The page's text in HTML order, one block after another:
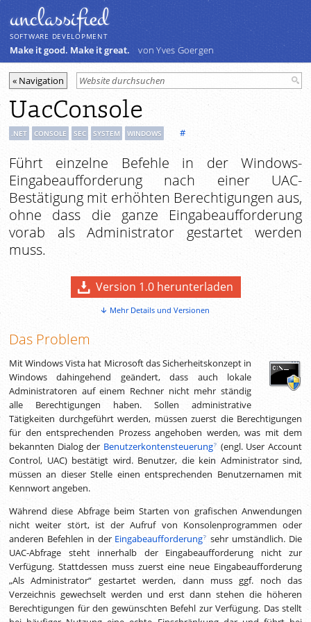
unclassiﬁed
SOFTWARE DEVELOPMENT
Make it good. Make it great. von Yves Goergen
UacConsole
.NET CONSOLE SEC SYSTEM WINDOWS #
Führt einzelne Befehle in der Windows-
Eingabeaufforderung nach einer UAC-
Bestätigung mit erhöhten Berechtigungen aus,
ohne dass die ganze Eingabeaufforderung
vorab als Administrator gestartet werden
muss.
Version 1.0 herunterladen
Mehr Details und Versionen
Das Problem
Mit Windows Vista hat Microsoft das Sicherheitskonzept in
Windows dahingehend geändert, dass auch lokale
Administratoren auf einem Rechner nicht mehr ständig
alle Berechtigungen haben. Sollen administrative
Tätigkeiten durchgeführt werden, müssen zuerst die Berechtigungen
für den entsprechenden Prozess angehoben werden, was mit dem
bekannten Dialog der Benutzerkontensteuerung
(engl. User Account
Control, UAC) bestätigt wird. Benutzer, die kein Administrator sind,
müssen an dieser Stelle einen entsprechenden Benutzernamen mit
Kennwort angeben.
Während diese Abfrage beim Starten von grafischen Anwendungen
nicht weiter stört, ist der Aufruf von Konsolenprogrammen oder
anderen Befehlen in der Eingabeaufforderung
sehr umständlich. Die
UAC-Abfrage steht innerhalb der Eingabeaufforderung nicht zur
Verfügung. Stattdessen muss zuerst eine neue Eingabeaufforderung
„Als Administrator“ gestartet werden, dann muss ggf. noch das
Verzeichnis gewechselt werden und erst dann stehen die höheren
Berechtigungen für den gewünschten Befehl zur Verfügung. Das stellt